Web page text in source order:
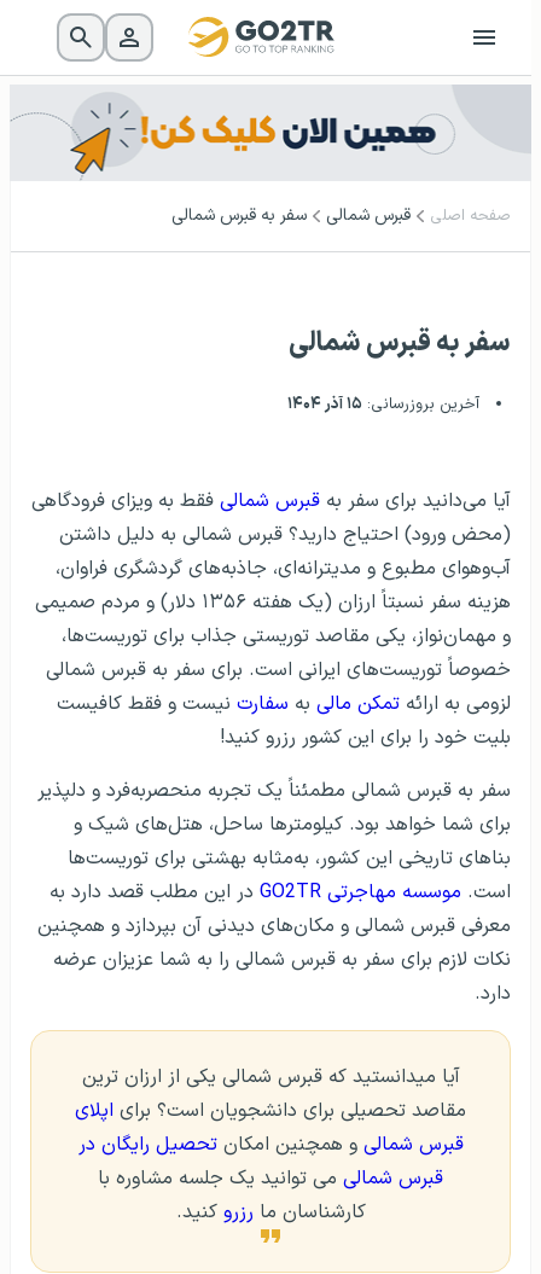
صفحه اصلی قبرس شمالی سفر به قبرس شمالی
سفر به قبرس شمالی
آخرین بروزرسانی: ۱۵ آذر ۱۴۰۴
آیا می‌دانید برای سفر به قبرس شمالی فقط به ویزای فرودگاهی
(محض ورود) احتیاج دارید؟ قبرس شمالی به دلیل داشتن
آب‌وهوای مطبوع و مدیترانه‌ای، جاذبه‌های گردشگری فراوان،
هزینه سفر نسبتاً ارزان (یک هفته ۱۳۵۶ دلار) و مردم صمیمی
و مهمان‌نواز، یکی مقاصد توریستی جذاب برای توریست‌ها،
خصوصاً توریست‌های ایرانی است. برای سفر به قبرس شمالی
لزومی به ارائه تمکن مالی به سفارت نیست و فقط کافیست
بلیت خود را برای این کشور رزرو کنید!
سفر به قبرس شمالی مطمئناً یک تجربه منحصربه‌فرد و دلپذیر
برای شما خواهد بود. کیلومترها ساحل، هتل‌های شیک و
بناهای تاریخی این کشور، به‌مثابه بهشتی برای توریست‌ها
است. موسسه مهاجرتی GO2TR
در این مطلب قصد دارد به
معرفی قبرس شمالی و مکان‌های دیدنی آن بپردازد و همچنین
نکات لازم برای سفر به قبرس شمالی را به شما عزیزان عرضه
دارد.
آیا میدانستید که قبرس شمالی یکی از ارزان ترین
مقاصد تحصیلی برای دانشجویان است؟ برای اپلای
قبرس شمالی و همچنین امکانتحصیل رایگان در
قبرس شمالی می توانید یک جلسه مشاوره با
کارشناسان ما رزروکنید.